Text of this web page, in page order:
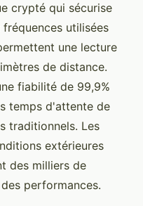
crypté qui sécurise
utilisées
une lecture
de distance.
fiabilité de 99,9%
temps d'attente de
traditionnels. Les
extérieures
des milliers de
performances.